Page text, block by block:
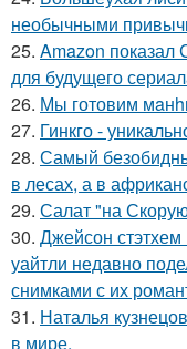
необычными
25. Amazon
для будущего
26. Мы готовим
27. Гинкго -
28. Самый
в лесах, а в
29. Салат "на
30. Джейсон стэтхем
уайтли недавно
снимками с их
31. Наталья
в мире.